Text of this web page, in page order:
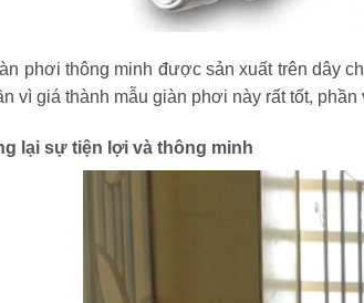
phơi thông minh được sản xuất trên dây
vì giá thành mẫu giàn phơi này rất tốt,
lại sự tiện lợi và thông minh